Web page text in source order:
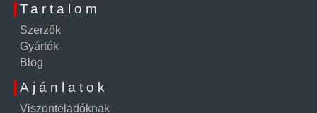
Tartalom
Szerzők
Gyártók
Blog
Ajánlatok
Viszonteladóknak